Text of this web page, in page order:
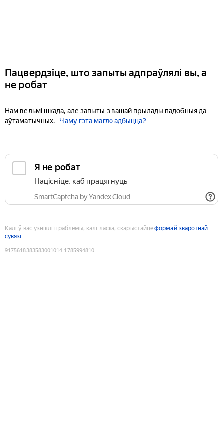
Пацвердзіце, што запыты адпраўлялі вы, а
не робат
Нам вельмі шкада, але запыты з вашай прылады падобныя да
аўтаматычных.
Чаму гэта магло адбыцца?
Я не робат
Націсніце, каб працягнуць
SmartCaptcha by Yandex Cloud
Калі ў вас узніклі праблемы, калі ласка, скарыстайцеформай зваротнай
сувязі
9175618383583001014:1785994810